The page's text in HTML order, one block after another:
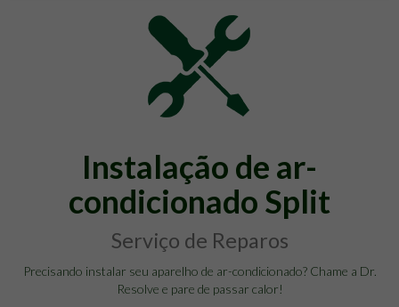
Instalação de ar-
condicionado Split
Serviço de Reparos
Precisando instalar seu aparelho de ar-condicionado? Chame a Dr.
Resolve e pare de passar calor!